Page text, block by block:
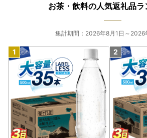
お茶・飲料の人気返礼品ラ
集計期間：2026年8月1日～2026